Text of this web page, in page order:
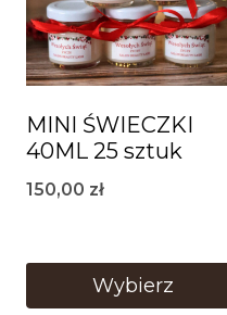
MINI ŚWIECZKI
40ML 25 sztuk
150,00 zł
Wybierz